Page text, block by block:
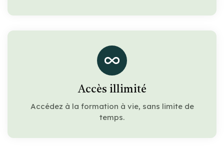
Accès illimité
Accédez à la formation à vie, sans limite de
temps.